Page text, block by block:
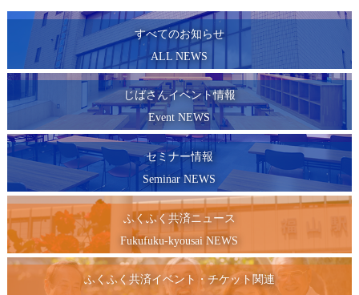
すべてのお知らせ
ALL NEWS
じばさんイベント情報
Event NEWS
セミナー情報
Seminar NEWS
ふくふく共済ニュース
Fukufuku-kyousai NEWS
ふくふく共済イベント・チケット関連